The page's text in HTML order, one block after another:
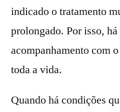
indicado o tratamento
prolongado. Por isso,
acompanhamento com
toda a vida.
Quando há condições